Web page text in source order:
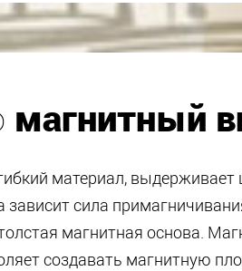
магнитный
материал,
сила
магнитная основа.
создавать магнитную